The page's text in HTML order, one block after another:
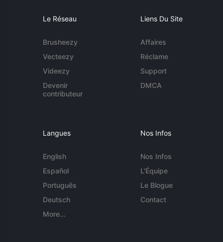
Le Réseau
Brusheezy
Vecteezy
Videezy
Devenir
contributeur
Liens Du Site
Affaires
Réclame
Support
DMCA
Langues
English
Español
Português
Deutsch
More...
Nos Infos
Nos Infos
L'Équipe
Le Blogue
Contact